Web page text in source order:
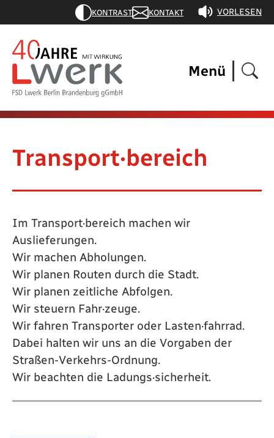
VORLESEN
KONTRAST KONTAKT
Menü
Transport·bereich
Im Transport·bereich machen wir
Auslieferungen.
Wir machen Abholungen.
Wir planen Routen durch die Stadt.
Wir planen zeitliche Abfolgen.
Wir steuern Fahr·zeuge.
Wir fahren Transporter oder Lasten·fahrrad.
Dabei halten wir uns an die Vorgaben der
Straßen-Verkehrs-Ordnung.
Wir beachten die Ladungs·sicherheit.